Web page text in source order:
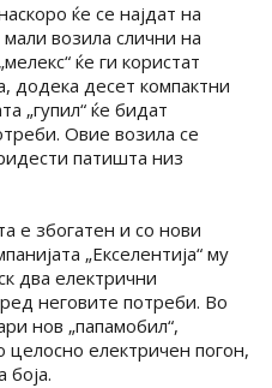
ќе се најдат на
возила слични на
ќе ги користат
додека десет компактни
„гупил“ ќе бидат
Овие возила се
патишта низ
е збогатен и со нови
„Екселентија“ му
два електрични
неговите потреби. Во
нов „папамобил“,
целосно електричен погон,
боја.